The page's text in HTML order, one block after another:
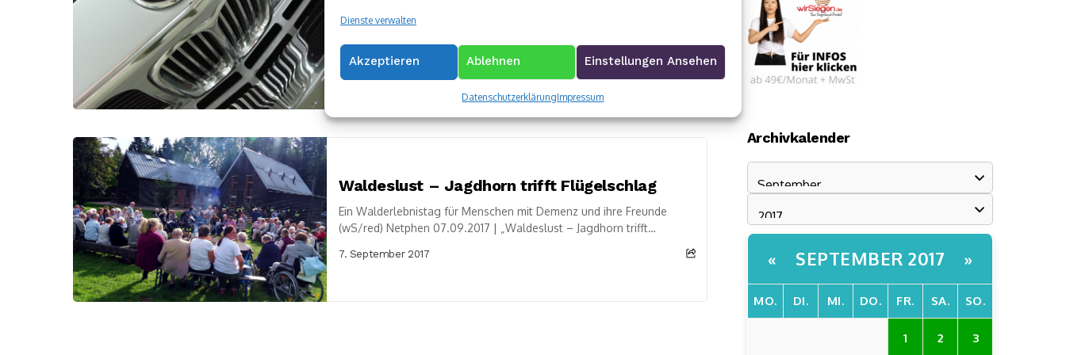
Dienste verwalten
Akzeptieren Ablehnen Einstellungen Ansehen
DatenschutzerklärungImpressum
(wS/ots) Netphen 07.09.2017 | Unbekannte entwendeten in der
Nacht von Mittwoch auf Donnerstag in Netphen einen vor einem
Haus in der Straße „Im Wellerseifen“...
7. September 2017
Waldeslust – Jagdhorn trifft Flügelschlag
Ein Walderlebnistag für Menschen mit Demenz und ihre Freunde
(wS/red) Netphen 07.09.2017 | „Waldeslust – Jagdhorn trifft
7. September 2017
Archivkalender
« SEPTEMBER 2017 »
MO. DI. MI. DO. FR. SA. SO.
1 2 3